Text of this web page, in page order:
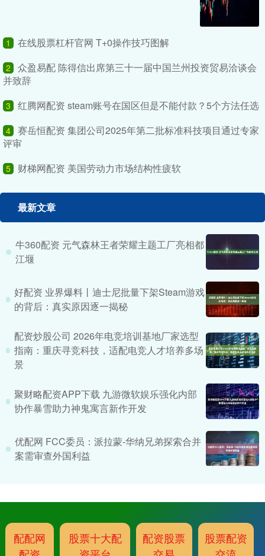
1 在线股票杠杆官网 T+0操作技巧图解
2
众盈易配 陈得信出席第三十一届中国兰州投资贸易洽谈会
并致辞
3 红腾网配资 steam账号在国区但是不能付款？5个方法任选
4 赛岳恒配资 集团公司2025年第二批标准科技项目通过专家
评审
5 财梯网配资 美国劳动力市场结构性疲软
最新文章
牛360配资 元气森林王者荣耀主题工厂亮相都
江堰
好配资 业界爆料丨迪士尼批量下架Steam游戏
的背后：真实原因逐一揭秘
配资炒股公司 2026年电竞培训基地厂家选型
指南：重庆寻竞科技，适配电竞人才培养多场
景
聚财略配资APP下载 九游微软娱乐强化内部
协作暴雪助力神鬼寓言新作开发
优配网 FCC委员：派拉蒙-华纳兄弟探索合并
案需审查外国利益
配配网
股票十大配
配资股票
股票配资